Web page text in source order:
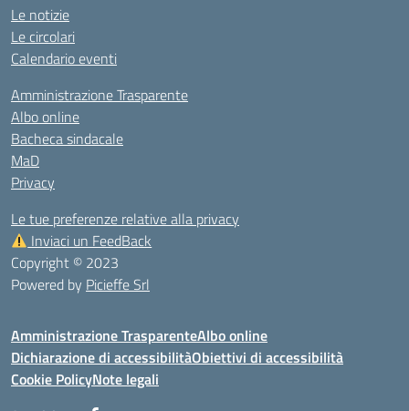
Le notizie
Le circolari
Calendario eventi
Amministrazione Trasparente
Albo online
Bacheca sindacale
MaD
Privacy
Le tue preferenze relative alla privacy
Inviaci un FeedBack
Copyright © 2023
Powered by Picieffe Srl
Amministrazione TrasparenteAlbo online
Dichiarazione di accessibilitàObiettivi di accessibilità
Cookie PolicyNote legali